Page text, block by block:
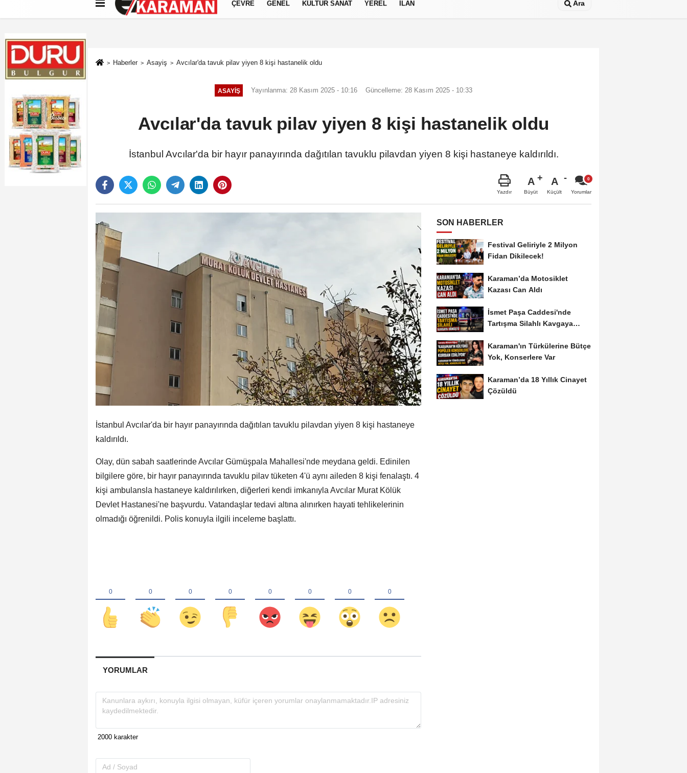
Künye İletişim Çerez Politikası Gizlilik İlkeleri
ÇEVRE GENEL KÜLTÜR SANAT YEREL İLAN Ara
Haberler Asayiş Avcılar'da tavuk pilav yiyen 8 kişi hastanelik oldu
ASAYIŞ Yayınlanma: 28 Kasım 2025 - 10:16 Güncelleme: 28 Kasım 2025 - 10:33
Avcılar'da tavuk pilav yiyen 8 kişi hastanelik oldu
İstanbul Avcılar'da bir hayır panayırında dağıtılan tavuklu pilavdan yiyen 8 kişi hastaneye kaldırıldı.
Yazdır
A
Büyüt
A
Küçült Yorumlar
İstanbul Avcılar'da bir hayır panayırında dağıtılan tavuklu pilavdan yiyen 8 kişi hastaneye
kaldırıldı.
Olay, dün sabah saatlerinde Avcılar Gümüşpala Mahallesi'nde meydana geldi. Edinilen
bilgilere göre, bir hayır panayırında tavuklu pilav tüketen 4'ü aynı aileden 8 kişi fenalaştı. 4
kişi ambulansla hastaneye kaldırılırken, diğerleri kendi imkanıyla Avcılar Murat Kölük
Devlet Hastanesi'ne başvurdu. Vatandaşlar tedavi altına alınırken hayati tehlikelerinin
olmadığı öğrenildi. Polis konuyla ilgili inceleme başlattı.
YORUMLAR
SON HABERLER
Festival Geliriyle 2 Milyon
Fidan Dikilecek!
Karaman’da Motosiklet
Kazası Can Aldı
İsmet Paşa Caddesi'nde
Tartışma Silahlı Kavgaya
Karaman'ın Türkülerine Bütçe
Yok, Konserlere Var
Karaman’da 18 Yıllık Cinayet
Çözüldü